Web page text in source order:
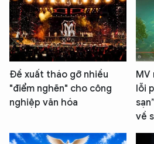
Đề xuất tháo gỡ nhiều
"điểm nghẽn" cho công
nghiệp văn hóa
MV
lỗi
về